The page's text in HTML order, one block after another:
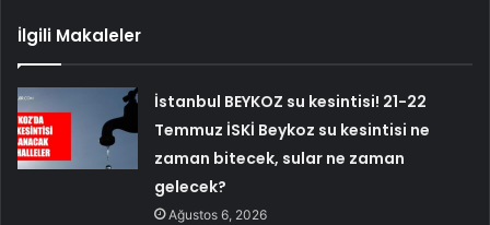
İlgili Makaleler
İstanbul BEYKOZ su kesintisi! 21-22
Temmuz İSKİ Beykoz su kesintisi ne
zaman bitecek, sular ne zaman
gelecek?
Ağustos 6, 2026